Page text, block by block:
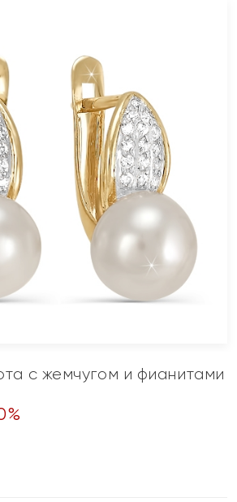
с жемчугом и фианитами
%